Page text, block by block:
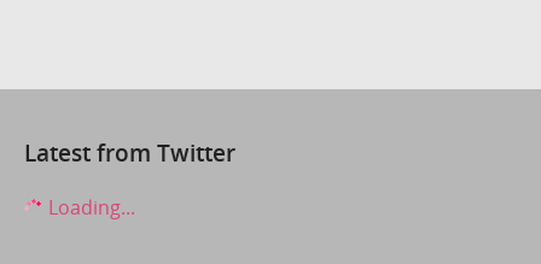
Latest from Twitter
Loading...